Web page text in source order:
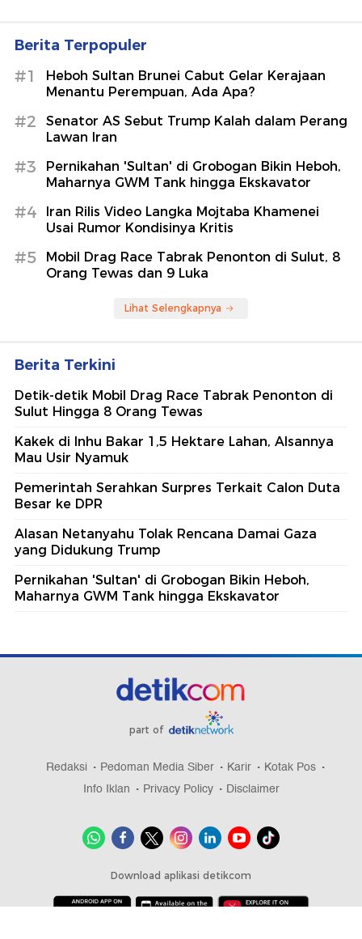
Berita Terpopuler
#1
Heboh Sultan Brunei Cabut Gelar Kerajaan
Menantu Perempuan, Ada Apa?
#2
Senator AS Sebut Trump Kalah dalam Perang
Lawan Iran
#3
Pernikahan 'Sultan' di Grobogan Bikin Heboh,
Maharnya GWM Tank hingga Ekskavator
#4
Iran Rilis Video Langka Mojtaba Khamenei
Usai Rumor Kondisinya Kritis
#5
Mobil Drag Race Tabrak Penonton di Sulut, 8
Orang Tewas dan 9 Luka
Lihat Selengkapnya
Berita Terkini
Detik-detik Mobil Drag Race Tabrak Penonton di
Sulut Hingga 8 Orang Tewas
Kakek di Inhu Bakar 1,5 Hektare Lahan, Alsannya
Mau Usir Nyamuk
Pemerintah Serahkan Surpres Terkait Calon Duta
Besar ke DPR
Alasan Netanyahu Tolak Rencana Damai Gaza
yang Didukung Trump
Pernikahan 'Sultan' di Grobogan Bikin Heboh,
Maharnya GWM Tank hingga Ekskavator
part of
Redaksi Pedoman Media Siber Karir
Kotak Pos
Info Iklan
Privacy Policy Disclaimer
Download aplikasi detikcom